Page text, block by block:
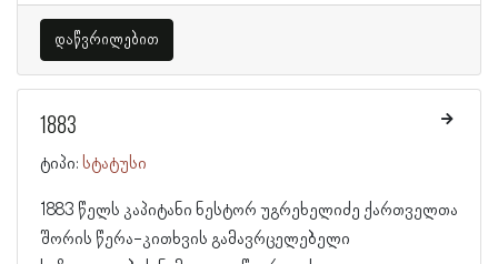
დაწვრილებით
1883
ტიპი: სტატუსი
1883 წელს კაპიტანი ნესტორ უგრეხელიძე ქართველთა
შორის წერა-კითხვის გამავრცელებელი